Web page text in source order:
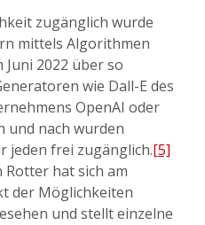
zugänglich wurde
mittels Algorithmen
2022 über so
wie Dall-E des
OpenAI oder
und nach wurden
jeden frei zugänglich.[5]
hat sich am
der Möglichkeiten
und stellt einzelne